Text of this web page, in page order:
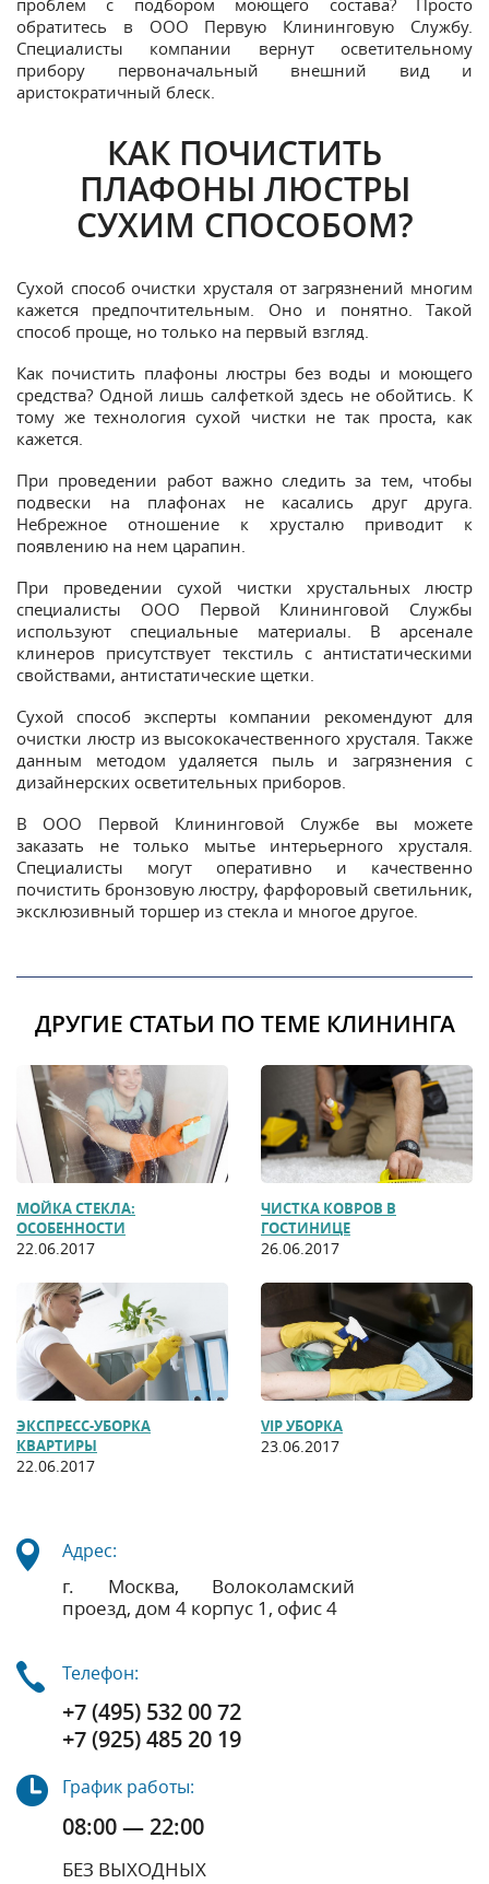
проблем с подбором моющего состава? Просто
обратитесь в ООО Первую Клининговую Службу.
Специалисты компании вернут осветительному
прибору первоначальный внешний вид и
аристократичный блеск.
КАК ПОЧИСТИТЬ
ПЛАФОНЫ ЛЮСТРЫ
СУХИМ СПОСОБОМ?
Сухой способ очистки хрусталя от загрязнений многим
кажется предпочтительным. Оно и понятно. Такой
способ проще, но только на первый взгляд.
Как почистить плафоны люстры без воды и моющего
средства? Одной лишь салфеткой здесь не обойтись. К
тому же технология сухой чистки не так проста, как
кажется.
При проведении работ важно следить за тем, чтобы
подвески на плафонах не касались друг друга.
Небрежное отношение к хрусталю приводит к
появлению на нем царапин.
При проведении сухой чистки хрустальных люстр
специалисты ООО Первой Клининговой Службы
используют специальные материалы. В арсенале
клинеров присутствует текстиль с антистатическими
свойствами, антистатические щетки.
Сухой способ эксперты компании рекомендуют для
очистки люстр из высококачественного хрусталя. Также
данным методом удаляется пыль и загрязнения с
дизайнерских осветительных приборов.
В ООО Первой Клининговой Службе вы можете
заказать не только мытье интерьерного хрусталя.
Специалисты могут оперативно и качественно
почистить бронзовую люстру, фарфоровый светильник,
эксклюзивный торшер из стекла и многое другое.
ДРУГИЕ СТАТЬИ ПО ТЕМЕ КЛИНИНГА
МОЙКА СТЕКЛА:
ОСОБЕННОСТИ
22.06.2017
ЧИСТКА КОВРОВ В
ГОСТИНИЦЕ
26.06.2017
ЭКСПРЕСС-УБОРКА
КВАРТИРЫ
22.06.2017
VIP УБОРКА
23.06.2017
Адрес:
г. Москва, Волоколамский
проезд, дом 4 корпус 1, офис 4
Телефон:
+7 (495) 532 00 72
+7 (925) 485 20 19
График работы:
08:00 — 22:00
БЕЗ ВЫХОДНЫХ